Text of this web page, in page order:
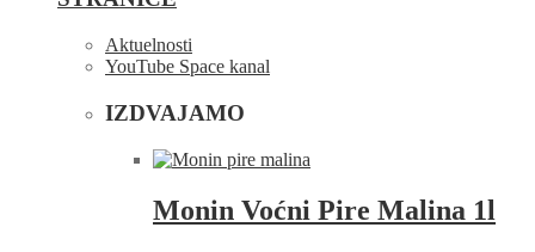
Aktuelnosti
YouTube Space kanal
IZDVAJAMO
Monin Voćni Pire Malina 1l